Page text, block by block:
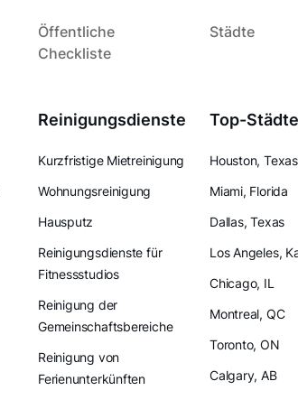
Öffentliche
Checkliste
Städte
Reinigungsdienste
Kurzfristige Mietreinigung
Wohnungsreinigung
Hausputz
Reinigungsdienste für
Fitnessstudios
Reinigung der
Gemeinschaftsbereiche
Reinigung von
Ferienunterkünften
Top-Städte
Houston, Texas
Miami, Florida
Dallas, Texas
Los Angeles,
Chicago, IL
Montreal, QC
Toronto, ON
Calgary, AB